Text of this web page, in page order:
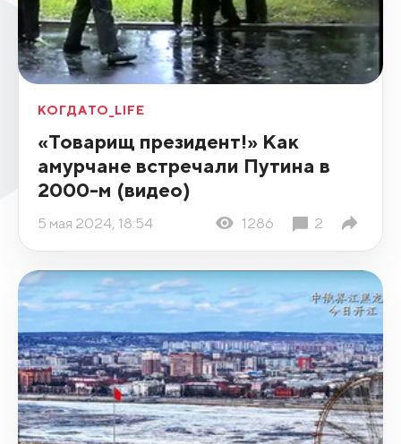
КОГДАТО_LIFE
«Товарищ президент!» Как
амурчане встречали Путина в
2000-м (видео)
5 мая 2024, 18:54 1286 2